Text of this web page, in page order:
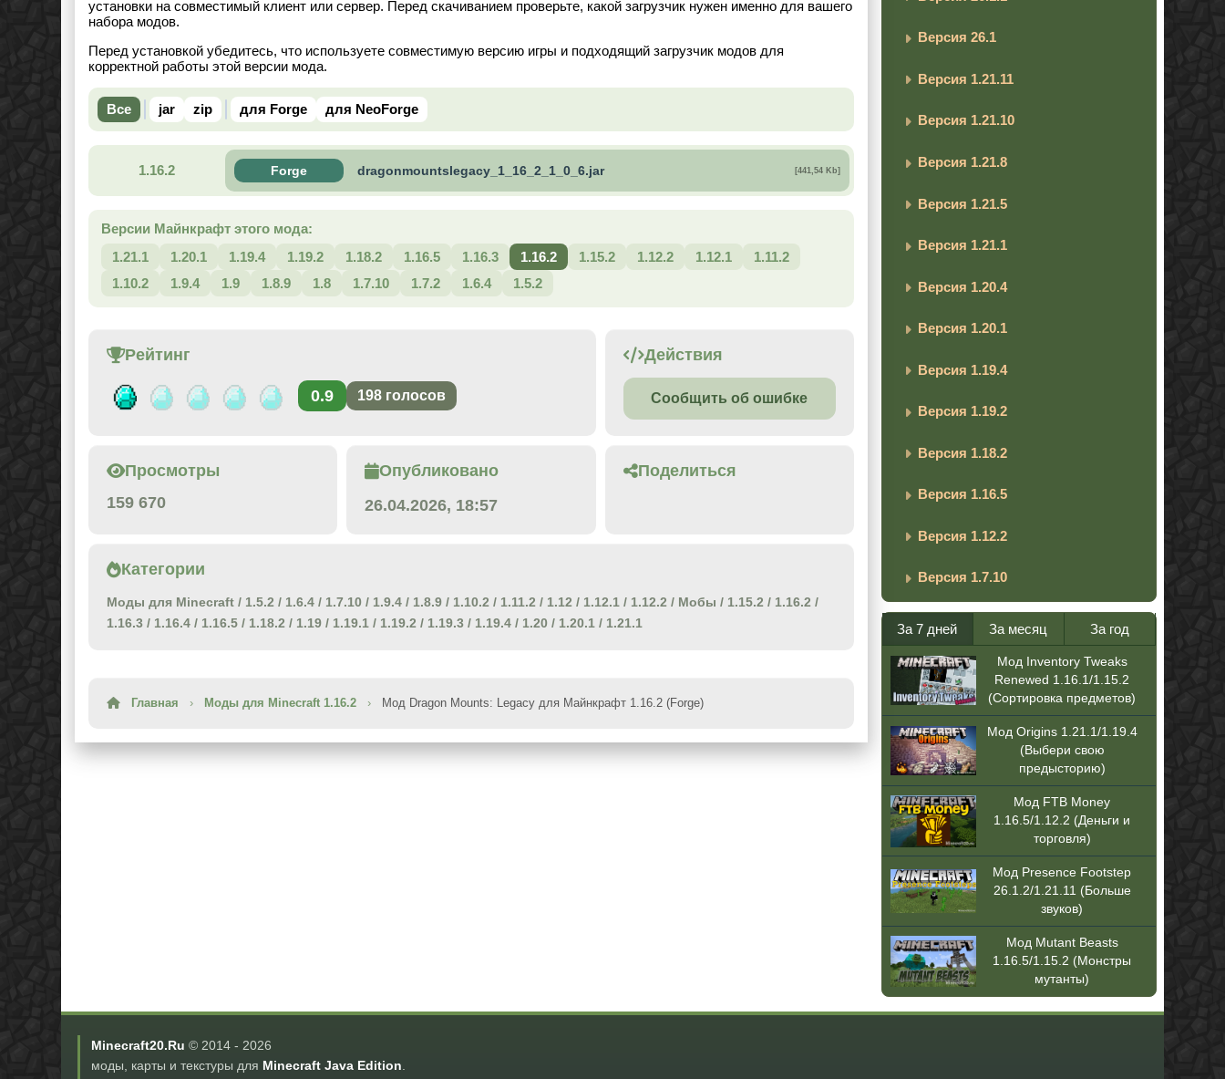
установки на совместимый клиент или сервер. Перед скачиванием проверьте, какой загрузчик нужен именно для вашего
набора модов.
Перед установкой убедитесь, что используете совместимую версию игры и подходящий загрузчик модов для
корректной работы этой версии мода.
Все jar zip для Forge для NeoForge
1.16.2 Forge dragonmountslegacy_1_16_2_1_0_6.jar [441,54 Kb]
Версии Майнкрафт этого мода:
1.21.1
1.20.1 1.19.4 1.19.2 1.18.2 1.16.5 1.16.3 1.16.2 1.15.2 1.12.2 1.12.1
1.11.2
1.10.2
1.9.4 1.9 1.8.9 1.8 1.7.10 1.7.2 1.6.4 1.5.2
Рейтинг
0.9 198 голосов
Действия
Сообщить об ошибке
Просмотры
159 670
Опубликовано
26.04.2026, 18:57
Поделиться
Категории
Моды для Minecraft / 1.5.2 / 1.6.4 / 1.7.10 / 1.9.4 / 1.8.9 / 1.10.2 / 1.11.2 / 1.12 / 1.12.1 / 1.12.2 / Мобы / 1.15.2 / 1.16.2 /
1.16.3 / 1.16.4 / 1.16.5 / 1.18.2 / 1.19 / 1.19.1 / 1.19.2 / 1.19.3 / 1.19.4 / 1.20 / 1.20.1 / 1.21.1
Главная › Моды для Minecraft 1.16.2 › Мод Dragon Mounts: Legacy для Майнкрафт 1.16.2 (Forge)
Версия 26.1
Версия 1.21.11
Версия 1.21.10
Версия 1.21.8
Версия 1.21.5
Версия 1.21.1
Версия 1.20.4
Версия 1.20.1
Версия 1.19.4
Версия 1.19.2
Версия 1.18.2
Версия 1.16.5
Версия 1.12.2
Версия 1.7.10
За 7 дней За месяц За год
Мод Inventory Tweaks
Renewed 1.16.1/1.15.2
(Сортировка предметов)
Мод Origins 1.21.1/1.19.4
(Выбери свою
предысторию)
Мод FTB Money
1.16.5/1.12.2 (Деньги и
торговля)
Мод Presence Footstep
26.1.2/1.21.11 (Больше
звуков)
Мод Mutant Beasts
1.16.5/1.15.2 (Монстры
мутанты)
Minecraft20.Ru © 2014 - 2026
моды, карты и текстуры для Minecraft Java Edition